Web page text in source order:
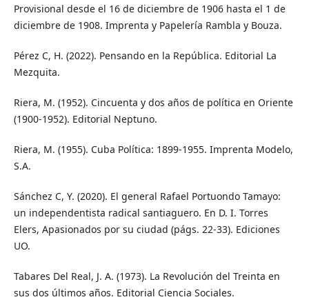
Provisional desde el 16 de diciembre de 1906 hasta el 1 de
diciembre de 1908. Imprenta y Papelería Rambla y Bouza.
Pérez C, H. (2022). Pensando en la República. Editorial La
Mezquita.
Riera, M. (1952). Cincuenta y dos años de política en Oriente
(1900-1952). Editorial Neptuno.
Riera, M. (1955). Cuba Política: 1899-1955. Imprenta Modelo,
S.A.
Sánchez C, Y. (2020). El general Rafael Portuondo Tamayo:
un independentista radical santiaguero. En D. I. Torres
Elers, Apasionados por su ciudad (págs. 22-33). Ediciones
UO.
Tabares Del Real, J. A. (1973). La Revolución del Treinta en
sus dos últimos años. Editorial Ciencia Sociales.